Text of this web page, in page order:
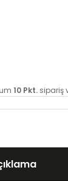
10 Pkt. sipariş